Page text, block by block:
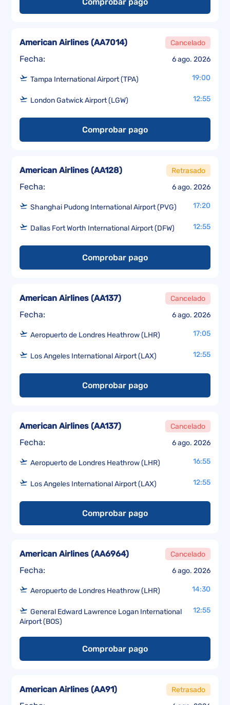
Fecha: 6 ago. 2026
American Airlines (AA7014) Cancelado
Tampa International Airport (TPA) 19:00
London Gatwick Airport (LGW) 12:55
Comprobar pago
Fecha: 6 ago. 2026
American Airlines (AA128) Retrasado
Shanghai Pudong International Airport (PVG) 17:20
Dallas Fort Worth International Airport (DFW) 12:55
Comprobar pago
Fecha: 6 ago. 2026
American Airlines (AA137) Cancelado
Aeropuerto de Londres Heathrow (LHR) 17:05
Los Angeles International Airport (LAX) 12:55
Comprobar pago
Fecha: 6 ago. 2026
American Airlines (AA137) Cancelado
Aeropuerto de Londres Heathrow (LHR) 16:55
Los Angeles International Airport (LAX) 12:55
Comprobar pago
Fecha: 6 ago. 2026
American Airlines (AA6964) Cancelado
Aeropuerto de Londres Heathrow (LHR) 14:30
General Edward Lawrence Logan International
Airport (BOS)
12:55
Comprobar pago
American Airlines (AA91) Retrasado